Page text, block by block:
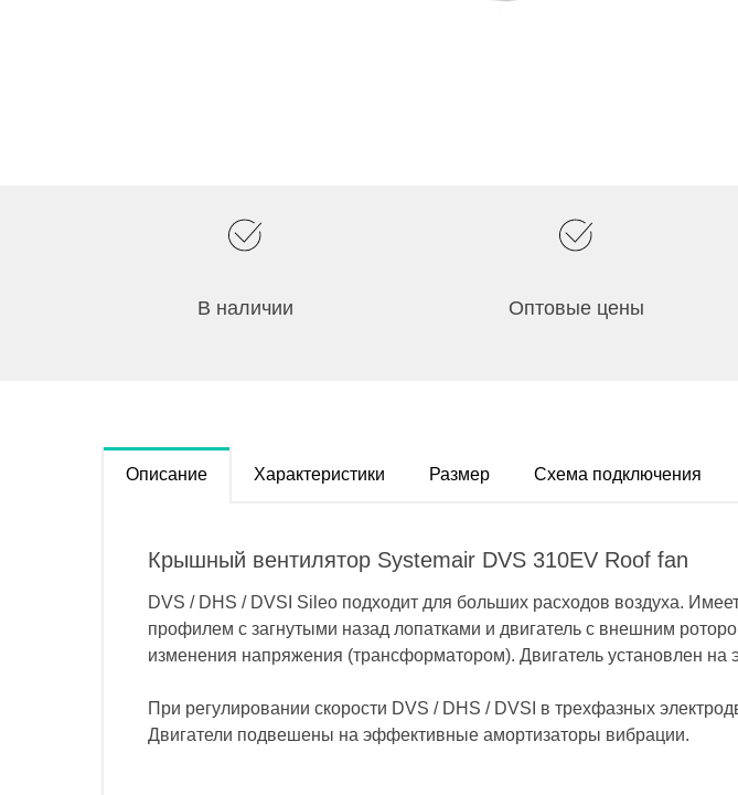
В наличии Оптовые цены
Описание Характеристики Размер Схема подключения
Крышный вентилятор Systemair DVS 310EV Roof fan
DVS / DHS / DVSI Sileo подходит для больших расходов воздуха.
профилем с загнутыми назад лопатками и двигатель с внешним
изменения напряжения (трансформатором). Двигатель установлен на
При регулировании скорости DVS / DHS / DVSI в трехфазных
Двигатели подвешены на эффективные амортизаторы вибрации.